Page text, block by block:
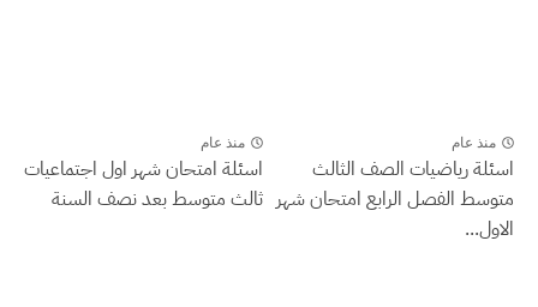
منذ عام
اسئلة رياضيات الصف الثالث
متوسط الفصل الرابع امتحان شهر
الاول...
منذ عام
اسئلة امتحان شهر اول اجتماعيات
ثالث متوسط بعد نصف السنة